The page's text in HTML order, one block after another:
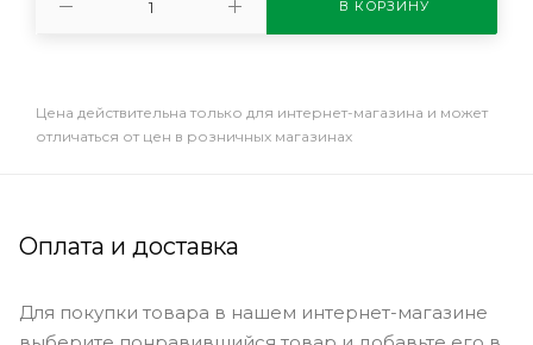
В КОРЗИНУ
Цена действительна только для интернет-магазина и может
отличаться от цен в розничных магазинах
Оплата и доставка
Для покупки товара в нашем интернет-магазине